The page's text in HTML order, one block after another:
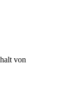
von